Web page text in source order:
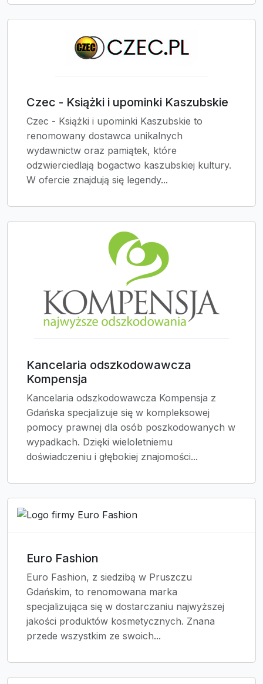
Czec - Książki i upominki Kaszubskie
Czec - Książki i upominki Kaszubskie to
renomowany dostawca unikalnych
wydawnictw oraz pamiątek, które
odzwierciedlają bogactwo kaszubskiej kultury.
W ofercie znajdują się legendy...
Kancelaria odszkodowawcza
Kompensja
Kancelaria odszkodowawcza Kompensja z
Gdańska specjalizuje się w kompleksowej
pomocy prawnej dla osób poszkodowanych w
wypadkach. Dzięki wieloletniemu
doświadczeniu i głębokiej znajomości...
Euro Fashion
Euro Fashion, z siedzibą w Pruszczu
Gdańskim, to renomowana marka
specjalizująca się w dostarczaniu najwyższej
jakości produktów kosmetycznych. Znana
przede wszystkim ze swoich...